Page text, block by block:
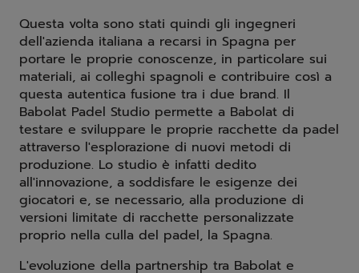
Questa volta sono stati quindi gli ingegneri
dell'azienda italiana a recarsi in Spagna per
portare le proprie conoscenze, in particolare sui
materiali, ai colleghi spagnoli e contribuire così a
questa autentica fusione tra i due brand. Il
Babolat Padel Studio permette a Babolat di
testare e sviluppare le proprie racchette da padel
attraverso l'esplorazione di nuovi metodi di
produzione. Lo studio è infatti dedito
all'innovazione, a soddisfare le esigenze dei
giocatori e, se necessario, alla produzione di
versioni limitate di racchette personalizzate
proprio nella culla del padel, la Spagna.
L'evoluzione della partnership tra Babolat e